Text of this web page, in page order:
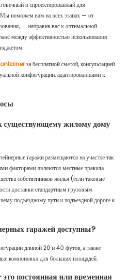
и спроектированный для
Мы поможем вам на всех этапах — от
— направив вас к оптимальной
между эффективностью использования
за бесплатной сметой, консультацией
конфигурации, адаптированными к
существующему жилому дому
гаражи размещаются на участке так
факторами являются местные правила
собственников жилья (если таковые
доставки стандартным грузовым
подъездному пути и подъездной дороге к
гаражей доступны?
длиной 20 и 40 футов, а также
компоновки для больших площадей.
постоянная или временная